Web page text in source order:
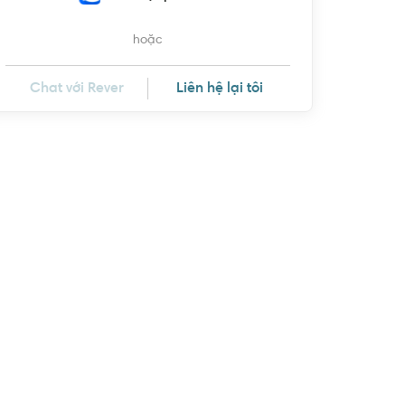
hoặc
Chat với Rever Liên hệ lại tôi